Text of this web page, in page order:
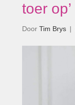
toer op’
Door Tim Brys |